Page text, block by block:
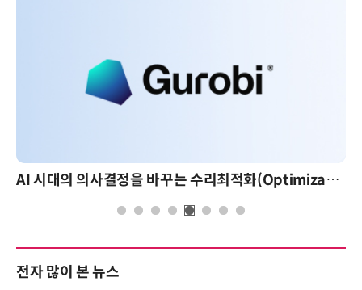
AI 시대의 의사결정을 바꾸는 수리최적화(Optimization): 실제 산업 적용 사례와 활용 전략
전자 많이 본 뉴스